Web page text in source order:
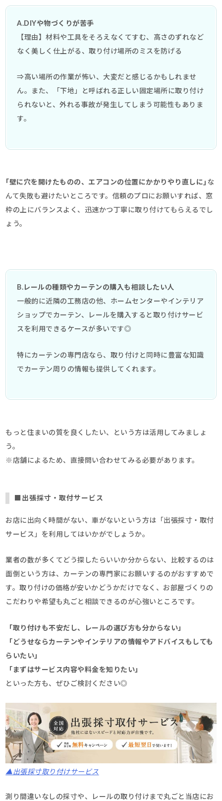
A.DIYや物づくりが苦手
【理由】材料や工具をそろえなくてすむ、高さのずれなど
なく美しく仕上がる、取り付け場所のミスを防げる
⇒高い場所の作業が怖い、大変だと感じるかもしれませ
ん。また、「下地」と呼ばれる正しい固定場所に取り付け
られないと、外れる事故が発生してしまう可能性もありま
す。
｢壁に穴を開けたものの、エアコンの位置にかかりやり直しに ｣ な
んて失敗も避けたいところです。信頼のプロにお願いすれば、窓
枠の上にバランスよく、迅速かつ丁寧に取り付けてもらえるでし
ょう。
B.レールの種類やカーテンの購入も相談したい人
一般的に近隣の工務店の他、ホームセンターやインテリア
ショップでカーテン、レールを購入すると取り付けサービ
スを利用できるケースが多いです◎
特にカーテンの専門店なら、取り付けと同時に豊富な知識
でカーテン周りの情報も提供してくれます。
もっと住まいの質を良くしたい、という方は活用してみましょ
う。
※店舗によるため、直接問い合わせてみる必要があります。
■出張採寸・取付サービス
お店に出向く時間がない、車がないという方は「出張採寸・取付
サービス」を利用してはいかがでしょうか。
業者の数が多くてどう探したらいいか分からない、比較するのは
面倒という方は、カーテンの専門家にお願いするのがおすすめで
す。取り付けの価格が安いかどうかだけでなく、お部屋づくりの
こだわりや希望も丸ごと相談できるのが心強いところです。
「取り付けも不安だし、レールの選び方も分からない」
「どうせならカーテンやインテリアの情報やアドバイスもしても
らいたい」
「まずはサービス内容や料金を知りたい」
といった方も、ぜひご検討ください◎
▲出張採寸取り付けサービス
測り間違いなしの採寸や、レールの取り付けまで丸ごと当店にお